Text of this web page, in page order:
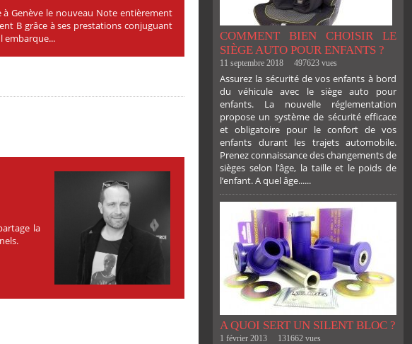
à Genève le nouveau Note entièrement
B grâce à ses prestations conjuguant
embarque...
la
COMMENT BIEN CHOISIR LE
SIÈGE AUTO POUR ENFANTS ?
11 septembre 2018 497623 vues
Assurez la sécurité de vos enfants à bord
du véhicule avec le siège auto pour
enfants. La nouvelle réglementation
propose un système de sécurité efficace
et obligatoire pour le confort de vos
enfants durant les trajets automobile.
Prenez connaissance des changements de
sièges selon l’âge, la taille et le poids de
l’enfant. A quel âge......
A QUOI SERT UN SILENT BLOC ?
1 février 2013 131662 vues